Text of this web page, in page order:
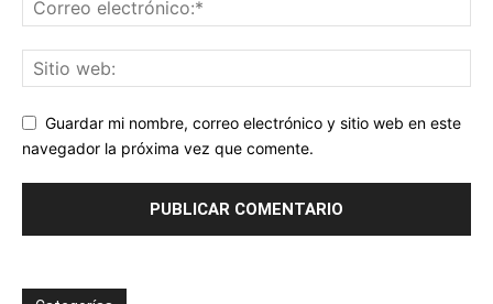
Guardar mi nombre, correo electrónico y sitio web en este
navegador la próxima vez que comente.